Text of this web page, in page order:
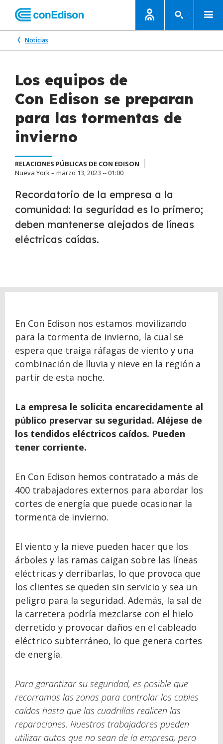
Noticias
Los equipos de
Con Edison se preparan
para las tormentas de
invierno
RELACIONES PÚBLICAS DE CON EDISON
Nueva York – marzo 13, 2023 -- 01:00
Recordatorio de la empresa a la
comunidad: la seguridad es lo primero;
deben mantenerse alejados de líneas
eléctricas caídas.
En Con Edison nos estamos movilizando
para la tormenta de invierno, la cual se
espera que traiga ráfagas de viento y una
combinación de lluvia y nieve en la región a
partir de esta noche.
La empresa le solicita encarecidamente al
público preservar su seguridad. Aléjese de
los tendidos eléctricos caídos. Pueden
tener corriente.
En Con Edison hemos contratado a más de
400 trabajadores externos para abordar los
cortes de energía que puede ocasionar la
tormenta de invierno.
El viento y la nieve pueden hacer que los
árboles y las ramas caigan sobre las líneas
eléctricas y derribarlas, lo que provoca que
los clientes se queden sin servicio y sea un
peligro para la seguridad. Además, la sal de
la carretera podría mezclarse con el hielo
derretido y provocar daños en el cableado
eléctrico subterráneo, lo que genera cortes
de energía.
Para garantizar su seguridad, es posible que
recorramos las zonas para controlar los cables
caídos hasta que las cuadrillas realicen las
reparaciones. Nuestros trabajadores pueden
utilizar autos que no sean de la empresa, pero